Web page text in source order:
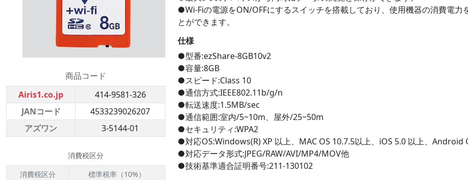
商品コード
Airis1.co.jp
414-9581-326
JANコード
4533239026207
アズワン
3-5144-01
消費税区分
消費税区分
標準税率（10%）
●Wi-Fiの電源をON/OFFにするスイッチを搭載しており、使用機器の消費電力
とができます。
仕様
●型番:ezShare-8GB10v2
●容量:8GB
●スピード:Class 10
●通信方式:IEEE802.11b/g/n
●転送速度:1.5MB/sec
●通信範囲:室内/5~10m、屋外/25~50m
●セキュリティ:WPA2
●対応OS:Windows(R) XP 以上、MAC OS 10.7.5以上、iOS 5.0 以上、Android
●対応データ形式:JPEG/RAW/AVI/MP4/MOV他
●技術基準適合証明番号:211-130102